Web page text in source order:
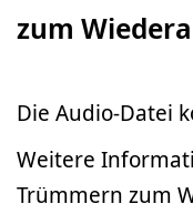
zum
Die Audio-Datei
Weitere
Trümmern zum